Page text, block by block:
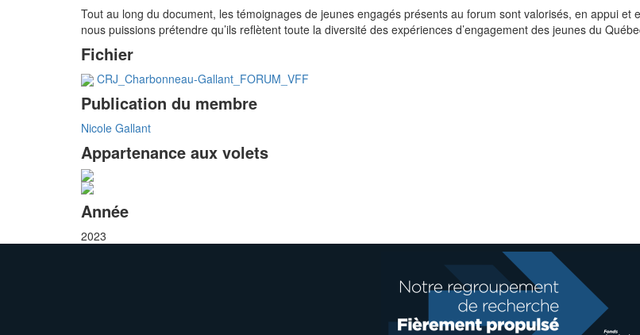
Tout au long du document, les témoignages de jeunes engagés présents au forum sont valorisés, en appui
nous puissions prétendre qu’ils reflètent toute la diversité des expériences d’engagement des jeunes du
Fichier
CRJ_Charbonneau-Gallant_FORUM_VFF
Publication du membre
Nicole Gallant
Appartenance aux volets
Année
2023